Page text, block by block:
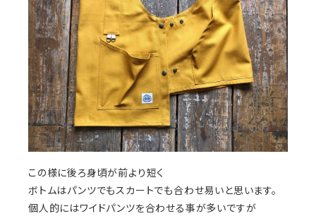
この様に後ろ身頃が前より短く
ボトムはパンツでもスカートでも合わせ易いと思います。
個人的にはワイドパンツを合わせる事が多いですが